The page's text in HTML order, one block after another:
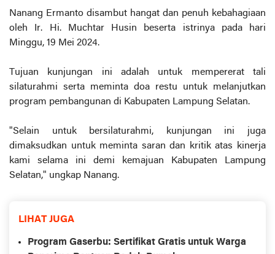
Nanang Ermanto disambut hangat dan penuh kebahagiaan
oleh Ir. Hi. Muchtar Husin beserta istrinya pada hari
Minggu, 19 Mei 2024.
Tujuan kunjungan ini adalah untuk mempererat tali
silaturahmi serta meminta doa restu untuk melanjutkan
program pembangunan di Kabupaten Lampung Selatan.
"Selain untuk bersilaturahmi, kunjungan ini juga
dimaksudkan untuk meminta saran dan kritik atas kinerja
kami selama ini demi kemajuan Kabupaten Lampung
Selatan," ungkap Nanang.
LIHAT JUGA
Program Gaserbu: Sertifikat Gratis untuk Warga